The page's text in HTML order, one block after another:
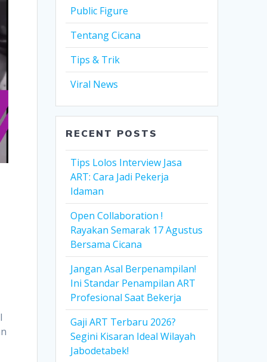
Public Figure
Tentang Cicana
Tips & Trik
Viral News
RECENT POSTS
Tips Lolos Interview Jasa
ART: Cara Jadi Pekerja
Idaman
Open Collaboration !
Rayakan Semarak 17 Agustus
Bersama Cicana
Jangan Asal Berpenampilan!
Ini Standar Penampilan ART
Profesional Saat Bekerja
Gaji ART Terbaru 2026?
Segini Kisaran Ideal Wilayah
Jabodetabek!